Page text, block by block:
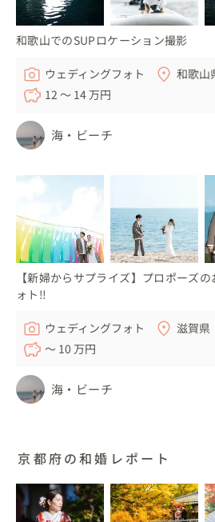
和歌山でのSUPロケーション撮影
ウェディングフォト
和歌山
12 〜 14 万円
海・ビーチ
【新婦からサプライズ】プロポーズ
ォト‼
ウェディングフォト
滋賀県
〜 10 万円
海・ビーチ
京都府の和婚レポート